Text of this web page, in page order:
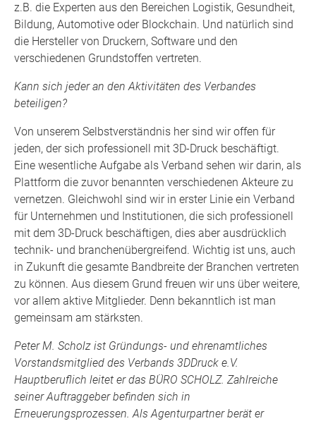
z.B. die Experten aus den Bereichen Logistik, Gesundheit,
Bildung, Automotive oder Blockchain. Und natürlich sind
die Hersteller von Druckern, Software und den
verschiedenen Grundstoffen vertreten.
Kann sich jeder an den Aktivitäten des Verbandes
beteiligen?
Von unserem Selbstverständnis her sind wir offen für
jeden, der sich professionell mit 3D-Druck beschäftigt.
Eine wesentliche Aufgabe als Verband sehen wir darin, als
Plattform die zuvor benannten verschiedenen Akteure zu
vernetzen. Gleichwohl sind wir in erster Linie ein Verband
für Unternehmen und Institutionen, die sich professionell
mit dem 3D-Druck beschäftigen, dies aber ausdrücklich
technik- und branchenübergreifend. Wichtig ist uns, auch
in Zukunft die gesamte Bandbreite der Branchen vertreten
zu können. Aus diesem Grund freuen wir uns über weitere,
vor allem aktive Mitglieder. Denn bekanntlich ist man
gemeinsam am stärksten.
Peter M. Scholz ist Gründungs- und ehrenamtliches
Vorstandsmitglied des Verbands 3DDruck e.V.
Hauptberuflich leitet er das BÜRO SCHOLZ. Zahlreiche
seiner Auftraggeber befinden sich in
Erneuerungsprozessen. Als Agenturpartner berät er